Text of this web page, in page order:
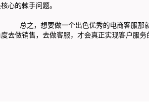
心的棘手问题。
之，想要做一个出色优秀的电商客服那就
度去做销售，去做客服，才会真正实现客户服